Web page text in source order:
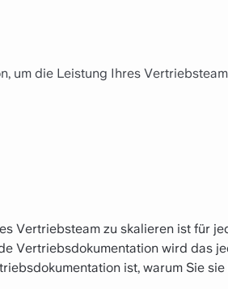
um die Leistung Ihres
Vertriebsteam zu skalieren ist für
Vertriebsdokumentation wird das
ist, warum Sie